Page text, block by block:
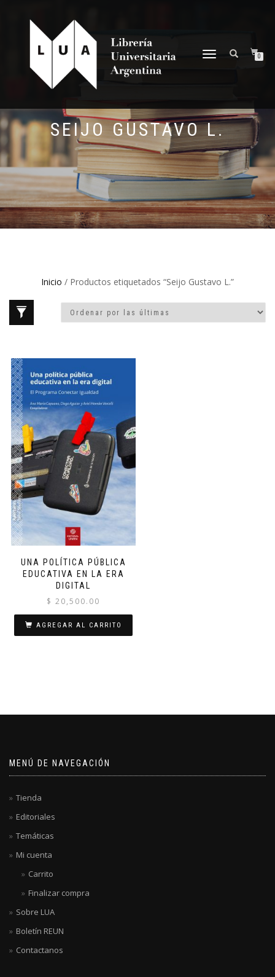
NAVEGACIÓN
0
SEIJO GUSTAVO L.
Inicio / Productos etiquetados “Seijo Gustavo L.”
UNA POLÍTICA PÚBLICA
EDUCATIVA EN LA ERA
DIGITAL
$ 20,500.00
AGREGAR AL CARRITO
MENÚ DE NAVEGACIÓN
Tienda
Editoriales
Temáticas
Mi cuenta
Carrito
Finalizar compra
Sobre LUA
Boletín REUN
Contactanos